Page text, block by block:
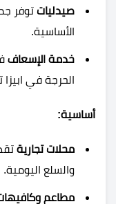
صيدليات توفر
الأساسية.
خدمة الإسعاف
الحرجة في
أساسية:
محلات تجارية
والسلع اليومية.
مطاعم